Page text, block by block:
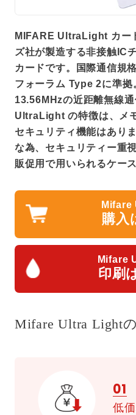
MIFARE UltraLight カー
ズ社が製造する非接触IC
カードです。国際通信規
フォーラム Type 2に準
13.56MHzの近距離無線
UltraLight の特徴は、メ
セキュリティ機能はあり
な為、セキュリティー重
販促用で用いられるケー
購⼊
Mifare
印刷
Mifare Ultra Light
01
低